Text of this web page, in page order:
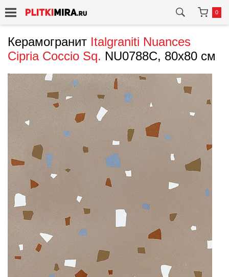
0
Керамогранит Italgraniti Nuances
Cipria Coccio Sq. NU0788C, 80x80 см